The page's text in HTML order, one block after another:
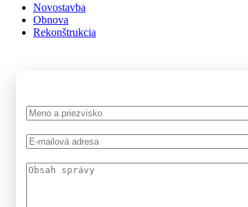
Novostavba
Obnova
Rekonštrukcia